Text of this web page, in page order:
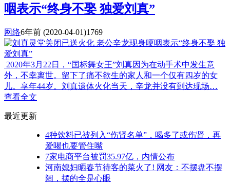
咽表示“终身不娶 独爱刘真”
网络6年前 (2020-04-01)1769
2020年3月22日，“国标舞女王”刘真因为在动手术中发生意
外，不幸离世。留下了痛不欲生的家人和一个仅有四岁的女
儿。享年44岁。刘真遗体火化当天，辛龙并没有到达现场…
查看全文
最近更新
4种饮料已被列入“伤肾名单”，喝多了或伤肾，再
爱喝也要管住嘴
7家电商平台被罚35.97亿，内情公布
河南媳妇晒春节待客的菜火了! 网友：不摆盘不摆
阔，摆的全是心眼